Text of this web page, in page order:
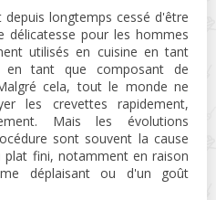
longtemps cessé d'être
pour les hommes
utilisés en cuisine en tant
en tant que composant de
cela, tout le monde ne
les crevettes rapidement,
Mais les évolutions
sont souvent la cause
plat fini, notamment en raison
déplaisant ou d'un goût